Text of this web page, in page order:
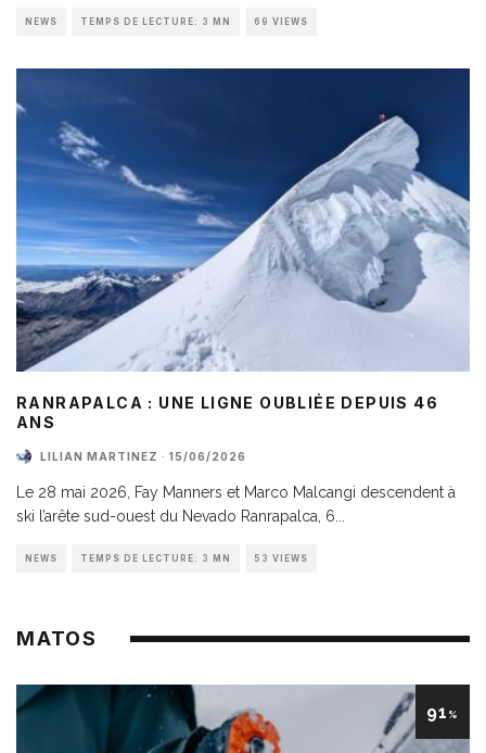
NEWS TEMPS DE LECTURE: 3 MN 69 VIEWS
RANRAPALCA : UNE LIGNE OUBLIÉE DEPUIS 46
ANS
LILIAN MARTINEZ · 15/06/2026
Le 28 mai 2026, Fay Manners et Marco Malcangi descendent à
ski l’arête sud-ouest du Nevado Ranrapalca, 6
NEWS TEMPS DE LECTURE: 3 MN 53 VIEWS
MATOS
91 %